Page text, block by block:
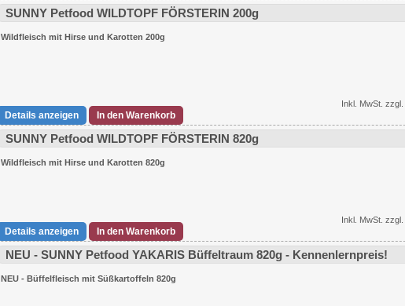
SUNNY Petfood WILDTOPF FÖRSTERIN 200g
Wildfleisch mit Hirse und Karotten 200g
Details anzeigen In den Warenkorb
Inkl. MwSt. zzgl.
SUNNY Petfood WILDTOPF FÖRSTERIN 820g
Wildfleisch mit Hirse und Karotten 820g
Details anzeigen In den Warenkorb
Inkl. MwSt. zzgl.
NEU - SUNNY Petfood YAKARIS Büffeltraum 820g - Kennenlernpreis!
NEU - Büffelfleisch mit Süßkartoffeln 820g